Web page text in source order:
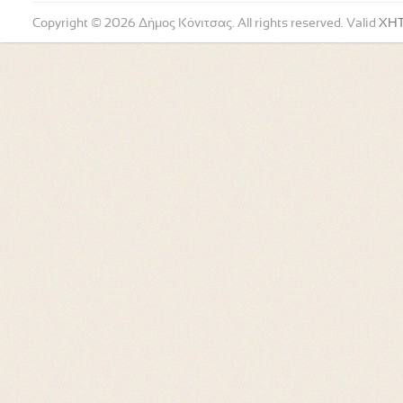
Copyright © 2026 Δήμος Κόνιτσας. All rights reserved. Valid